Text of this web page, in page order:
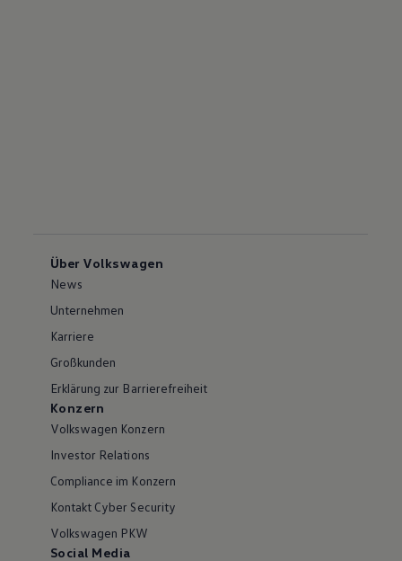
Über Volkswagen
News
Unternehmen
Karriere
Großkunden
Erklärung zur Barrierefreiheit
Konzern
Volkswagen Konzern
Investor Relations
Compliance im Konzern
Kontakt Cyber Security
Volkswagen PKW
Social Media